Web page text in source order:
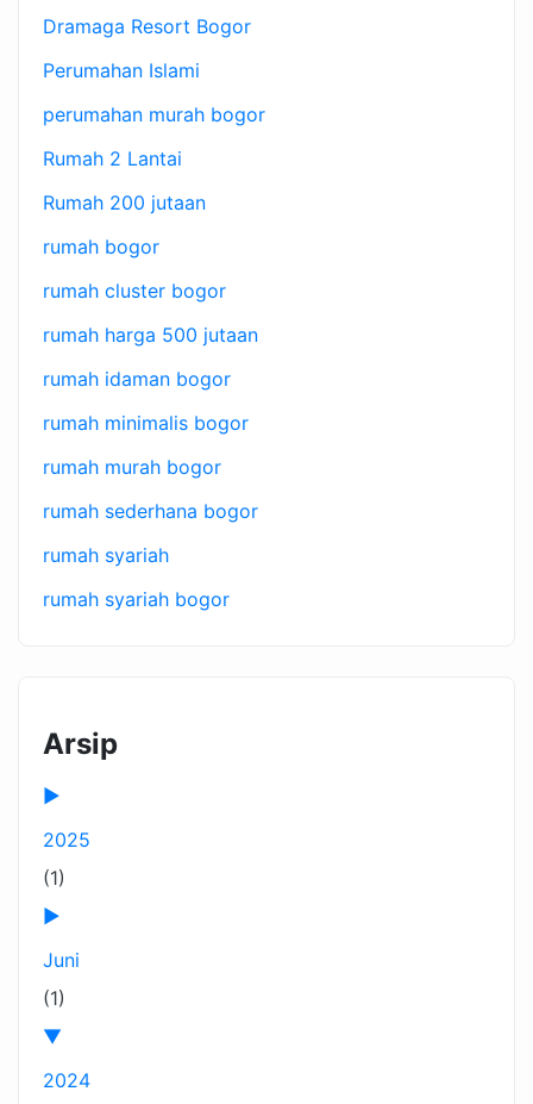
Dramaga Resort Bogor
Perumahan Islami
perumahan murah bogor
Rumah 2 Lantai
Rumah 200 jutaan
rumah bogor
rumah cluster bogor
rumah harga 500 jutaan
rumah idaman bogor
rumah minimalis bogor
rumah murah bogor
rumah sederhana bogor
rumah syariah
rumah syariah bogor
Arsip
►
2025
(1)
►
Juni
(1)
▼
2024